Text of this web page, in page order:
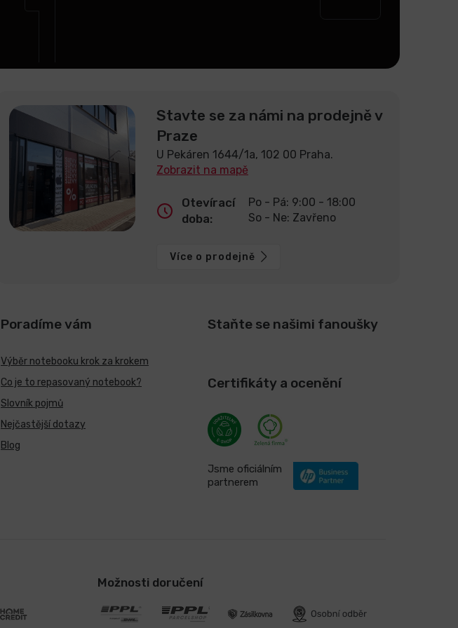
Stavte se za námi na prodejně v
Praze
U Pekáren 1644/1a, 102 00 Praha.
Zobrazit na mapě
Otevírací
doba:
Po - Pá: 9:00 - 18:00
So - Ne: Zavřeno
Více o prodejně
Poradíme vám
Výběr notebooku krok za krokem
Co je to repasovaný notebook?
Slovník pojmů
Nejčastější dotazy
Blog
Staňte se našimi fanoušky
Certifikáty a ocenění
Jsme oficiálním
partnerem
Možnosti doručení